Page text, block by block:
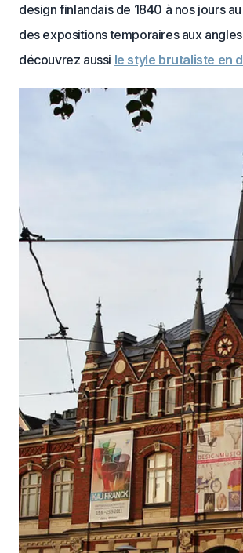
design finlandais de 1840 à nos jours
des expositions temporaires aux
découvrez aussi le style brutaliste en